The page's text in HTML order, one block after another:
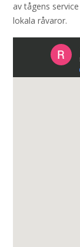
av tågens
lokala råvaror.